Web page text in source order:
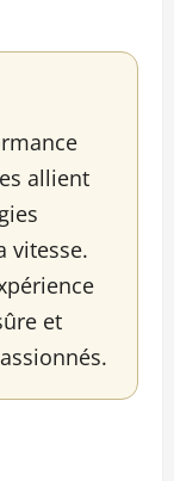
allient
vitesse.
et